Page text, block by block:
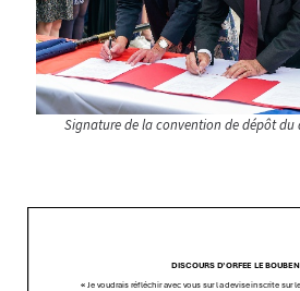
Signature de la convention de dépôt du